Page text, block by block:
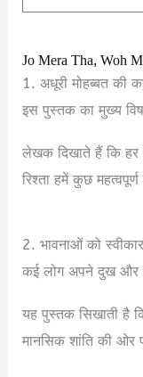
Jo Mera Tha, Woh
1. अधूरी मोहब्बत की
इस पुस्तक का मुख्य
लेखक दिखाते हैं कि हर
रिश्ता हमें कुछ
2. भावनाओं को
कई लोग अपने दुख और
यह पुस्तक सिखाती है
मानसिक शांति की ओर